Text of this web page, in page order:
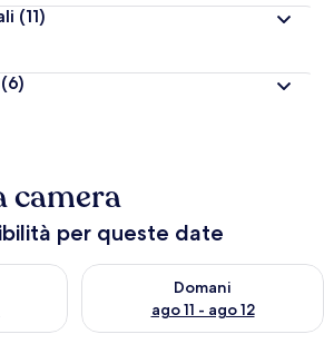
(11)
(6)
camera
per queste date
questa sera, ago 10 - ago 11
Domani
ago 11 - ago 12
Verifica la disponibilità per